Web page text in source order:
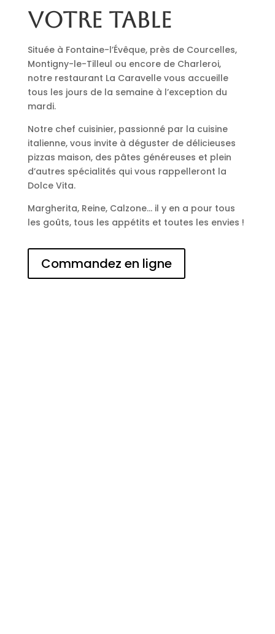
votre table
Située à Fontaine-l’Évêque, près de Courcelles,
Montigny-le-Tilleul ou encore de Charleroi,
notre restaurant La Caravelle vous accueille
tous les jours de la semaine à l’exception du
mardi.
Notre chef cuisinier, passionné par la cuisine
italienne, vous invite à déguster de délicieuses
pizzas maison, des pâtes généreuses et plein
d’autres spécialités qui vous rappelleront la
Dolce Vita.
Margherita, Reine, Calzone… il y en a pour tous
les goûts, tous les appétits et toutes les envies !
Commandez en ligne